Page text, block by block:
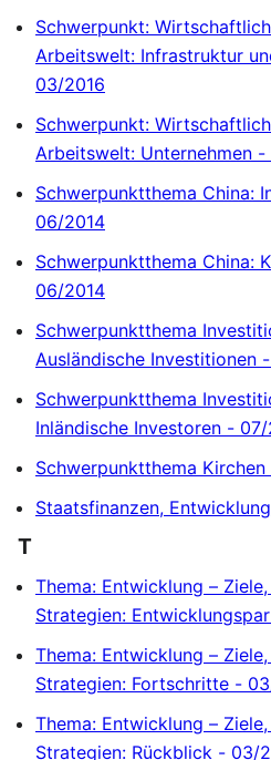
Schwerpunkt:
Arbeitswelt: Infrastruktur
03/2016
Schwerpunkt:
Arbeitswelt: Unternehmen
Schwerpunktthema China:
06/2014
Schwerpunktthema China:
06/2014
Schwerpunktthema
Ausländische Investitionen
Schwerpunktthema
Inländische Investoren -
Schwerpunktthema
Staatsfinanzen,
T
Thema: Entwicklung –
Strategien:
Thema: Entwicklung –
Strategien: Fortschritte -
Thema: Entwicklung –
Strategien: Rückblick - 03/